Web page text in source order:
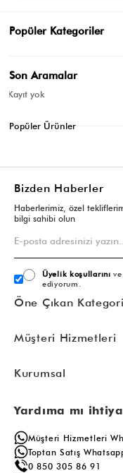
Bizden Haberler
Haberlerimiz, özel
bilgi sahibi olun
Üyelik koşullarını
ediyorum.
Öne Çıkan
Müşteri Hizmetleri
Kurumsal
Yardıma mı
Müşteri Hizmetleri
Toptan Satış
0 850 305 86 91
Popüler Kategoriler
Son Aramalar
Kayıt yok
Popüler Ürünler